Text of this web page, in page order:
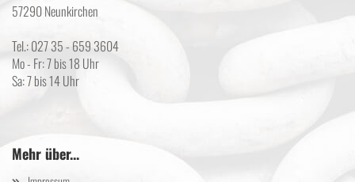
57290 Neunkirchen
Tel.: 027 35 - 659 3604
Mo - Fr: 7 bis 18 Uhr
Sa: 7 bis 14 Uhr
Mehr über...